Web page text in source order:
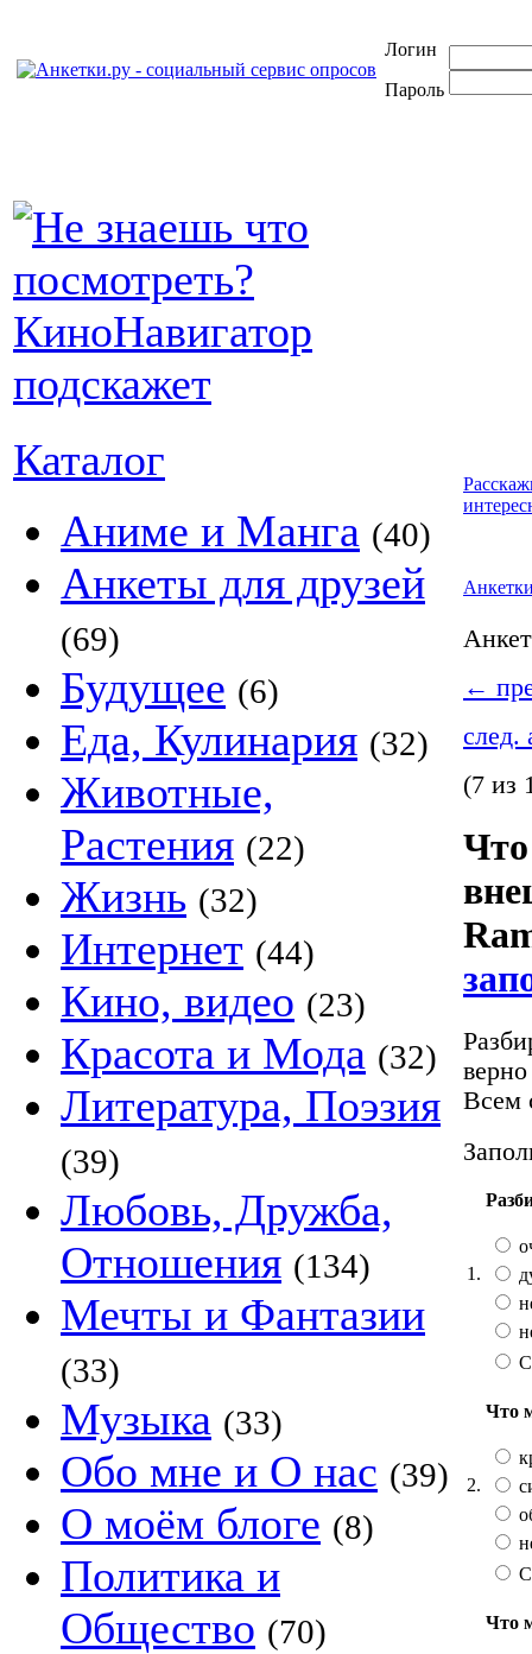
Логин
Пароль
Каталог
Аниме и Манга (40)
Анкеты для друзей
(69)
Будущее (6)
Еда, Кулинария (32)
Животные,
Растения (22)
Жизнь (32)
Интернет (44)
Кино, видео (23)
Красота и Мода (32)
Литература, Поэзия
(39)
Любовь, Дружба,
Отношения (134)
Мечты и Фантазии
(33)
Музыка (33)
Обо мне и О нас (39)
О моём блоге (8)
Политика и
Общество (70)
←
след.
(7 из
Что
Всем
1.
2.
Что
Что